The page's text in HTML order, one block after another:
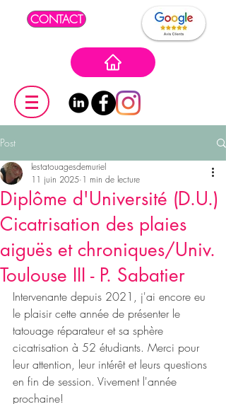
CONTACT
Post
Diplôme d'Université (D.U.)
Cicatrisation des plaies
aiguës et chroniques/Univ.
Toulouse III - P. Sabatier
lestatouagesdemuriel
11 juin 2025 1 min de lecture
Intervenante depuis 2021, j'ai encore eu
le plaisir cette année de présenter le
tatouage réparateur et sa sphère
cicatrisation à 52 étudiants. Merci pour
leur attention, leur intérêt et leurs questions
en fin de session. Vivement l'année
prochaine!